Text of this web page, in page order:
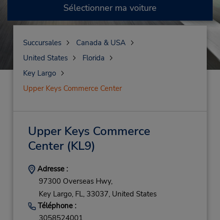
Sélectionner ma voiture
Succursales
Canada & USA
United States
Florida
Key Largo
Upper Keys Commerce Center
Upper Keys Commerce
Center(KL9)
Adresse :
97300 Overseas Hwy,
Key Largo, FL, 33037, United States
Téléphone :